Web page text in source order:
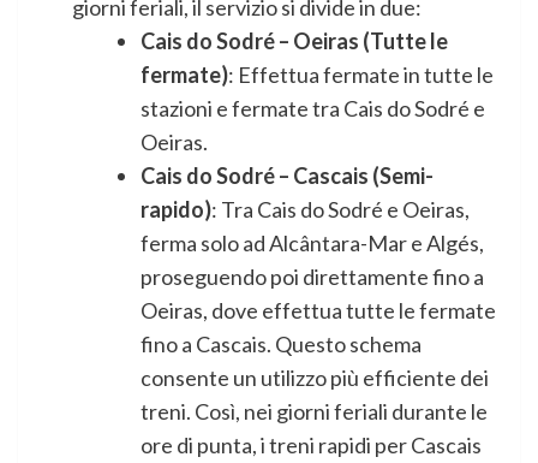
giorni feriali, il servizio si divide in due:
Cais do Sodré – Oeiras (Tutte le
fermate): Effettua fermate in tutte le
stazioni e fermate tra Cais do Sodré e
Oeiras.
Cais do Sodré – Cascais (Semi-
rapido): Tra Cais do Sodré e Oeiras,
ferma solo ad Alcântara-Mar e Algés,
proseguendo poi direttamente fino a
Oeiras, dove effettua tutte le fermate
fino a Cascais. Questo schema
consente un utilizzo più efficiente dei
treni. Così, nei giorni feriali durante le
ore di punta, i treni rapidi per Cascais